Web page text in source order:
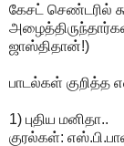
கேசட் செண்டரில்
ஜாஸ்திதான்!)
பாடல்கள் குறித்த
1) புதிய மனிதா..
குரல்கள்: